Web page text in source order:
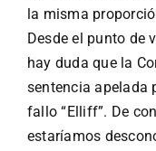
la misma
Desde el punto de
hay duda que la
sentencia apelada
fallo “Elliff”. De
estaríamos